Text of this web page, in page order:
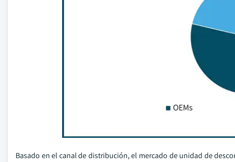
Basado en el canal de distribución, el mercado de unidad de